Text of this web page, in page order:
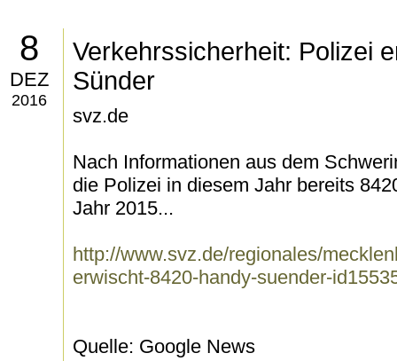
8
DEZ
2016
Verkehrssicherheit: Polizei
Sünder
svz.de
Nach Informationen aus dem
die Polizei in diesem Jahr bereits
Jahr 2015...
http://www.svz.de/regionales/
erwischt-8420-handy-suender-
Quelle: Google News